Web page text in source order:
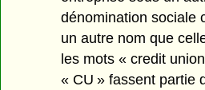
dénomination sociale
un autre nom que
les mots « credit
« CU » fassent partie